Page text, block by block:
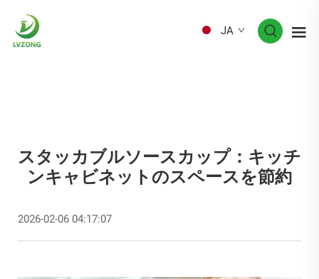
JA
スタッカブルソースカップ：キッチ
ンキャビネットのスペースを節約
2026-02-06 04:17:07